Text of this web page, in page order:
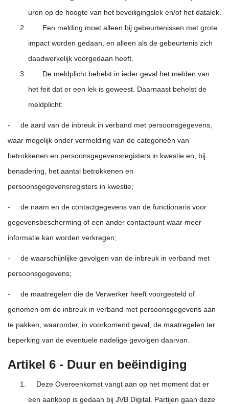
uren op de hoogte van het beveiligingslek en/of het datalek.
Een melding moet alleen bij gebeurtenissen met grote
impact worden gedaan, en alleen als de gebeurtenis zich
daadwerkelijk voorgedaan heeft.
De meldplicht behelst in ieder geval het melden van
het feit dat er een lek is geweest. Daarnaast behelst de
meldplicht:
- de aard van de inbreuk in verband met persoonsgegevens,
waar mogelijk onder vermelding van de categorieën van
betrokkenen en persoonsgegevensregisters in kwestie en, bij
benadering, het aantal betrokkenen en
persoonsgegevensregisters in kwestie;
- de naam en de contactgegevens van de functionaris voor
gegevensbescherming of een ander contactpunt waar meer
informatie kan worden verkregen;
- de waarschijnlijke gevolgen van de inbreuk in verband met
persoonsgegevens;
- de maatregelen die de Verwerker heeft voorgesteld of
genomen om de inbreuk in verband met persoonsgegevens aan
te pakken, waaronder, in voorkomend geval, de maatregelen ter
beperking van de eventuele nadelige gevolgen daarvan.
Artikel 6 - Duur en beëindiging
Deze Overeenkomst vangt aan op het moment dat er
een aankoop is gedaan bij JVB Digital. Partijen gaan deze